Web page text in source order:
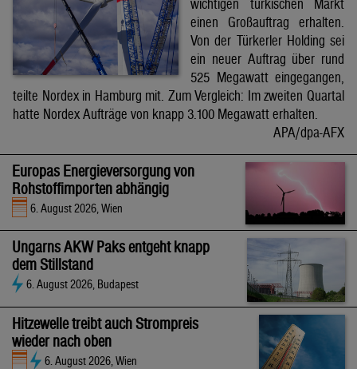
wichtigen türkischen Markt
einen Großauftrag erhalten.
Von der Türkerler Holding sei
ein neuer Auftrag über rund
525 Megawatt eingegangen,
teilte Nordex in Hamburg mit. Zum Vergleich: Im zweiten Quartal
hatte Nordex Aufträge von knapp 3.100 Megawatt erhalten.
APA/dpa-AFX
Europas Energieversorgung von
Rohstoffimporten abhängig
6. August 2026, Wien
Ungarns AKW Paks entgeht knapp
dem Stillstand
6. August 2026, Budapest
Hitzewelle treibt auch Strompreis
wieder nach oben
6. August 2026, Wien